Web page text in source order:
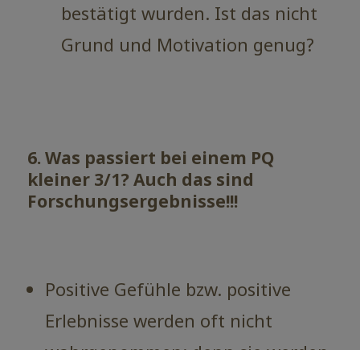
bestätigt wurden. Ist das nicht
Grund und Motivation genug?
6. Was passiert bei einem PQ
kleiner 3/1? Auch das sind
Forschungsergebnisse!!!
Positive Gefühle bzw. positive
Erlebnisse werden oft nicht